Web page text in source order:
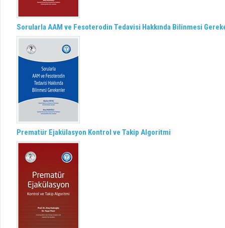
Sorularla AAM ve Fesoterodin Tedavisi Hakkında Bilinmesi
Prematür Ejakülasyon Kontrol ve Takip Algoritmi